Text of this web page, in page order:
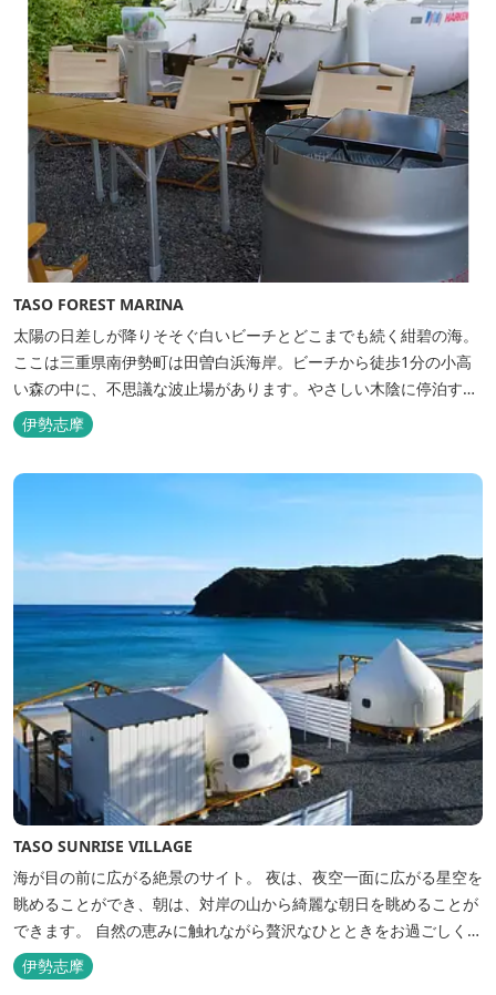
TASO FOREST MARINA
太陽の日差しが降りそそぐ白いビーチとどこまでも続く紺碧の海。
ここは三重県南伊勢町は田曽白浜海岸。ビーチから徒歩1分の小高
い森の中に、不思議な波止場があります。やさしい木陰に停泊する
のは3艇のヨット。日本初の森のマリーナです。 航海の気分高まる
インテリアは見た目からは想像できないほど広く、くつろぎの空
伊勢志摩
TASO SUNRISE VILLAGE
海が目の前に広がる絶景のサイト。 夜は、夜空一面に広がる星空を
眺めることができ、朝は、対岸の山から綺麗な朝日を眺めることが
できます。 自然の恵みに触れながら贅沢なひとときをお過ごしくだ
さい。 ウッドテラスでのバーベキューを楽しむこともでき、BBQ
初心者でも安心のガスBBQ台をご用意しております。 また、海岸
伊勢志摩